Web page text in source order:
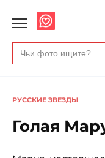
Search
for:
РУССКИЕ ЗВЕЗДЫ
Голая